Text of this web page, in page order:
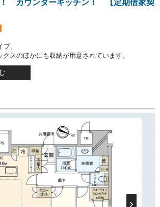
カウンターキッチン！ 【定期借家契
。
スのほかにも収納が用意されています。
タータイプ！
でお料理の幅が広がりそう♪
ォークインクローゼットがございます。
分譲賃貸マンション「パークコート文京小石川
「春日」駅徒歩1分。
ノ内線「後楽園」駅徒歩2分。
地が魅力です。
40階建て。
開発で誕生した高層マンションです。